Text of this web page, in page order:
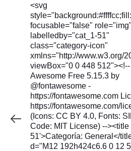
<svg
focusable="false"
labelledby="cat_1-51"
class="category-icon"
xmlns="http://www.w3.org/
viewBox="0 0 448
Awesome Free 5.15.3 by
@fontawesome -
https://fontawesome.com
https://fontawesome.com/
(Icons: CC BY 4.0, Fonts:
Code: MIT License) --
51'>Categoría: General</
d="M12 192h424c6.6 0 12